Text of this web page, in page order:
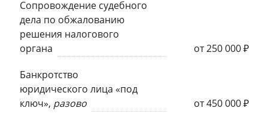
Сопровождение судебного
дела по обжалованию
решения налогового
органа
от 250 000 ₽
Банкротство
юридического лица «под
ключ», разово
от 450 000 ₽